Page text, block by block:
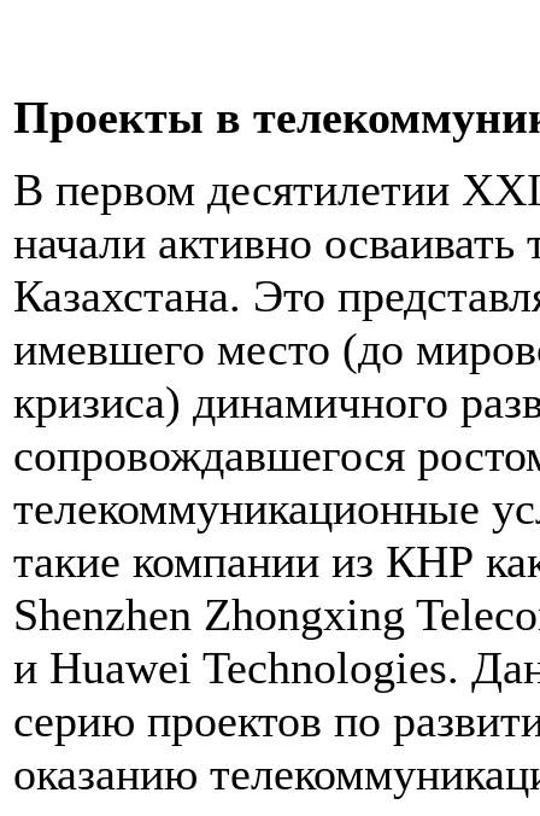
Проекты в
В первом десятилетии
начали активно
Казахстана. Это
имевшего место (до
кризиса) динамичного
сопровождавшегося
телекоммуникационные
такие компании из КНР
Shenzhen Zhongхing
и Huawei Technologies.
серию проектов по
оказанию